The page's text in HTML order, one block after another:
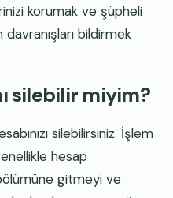
korumak ve şüpheli
bildirmek
silebilir miyim?
silebilirsiniz. İşlem
hesap
gitmeyi ve